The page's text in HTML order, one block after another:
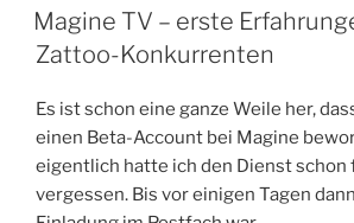
AM
Magine TV – erste
Zattoo-Konkurrenten
Es ist schon eine ganze Weile her,
einen Beta-Account bei Magine
eigentlich hatte ich den Dienst schon
vergessen. Bis vor einigen Tagen